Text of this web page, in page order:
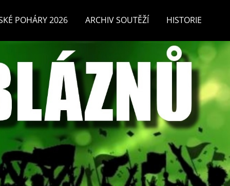
POHÁRY 2026 ARCHIV SOUTĚŽÍ HISTORIE